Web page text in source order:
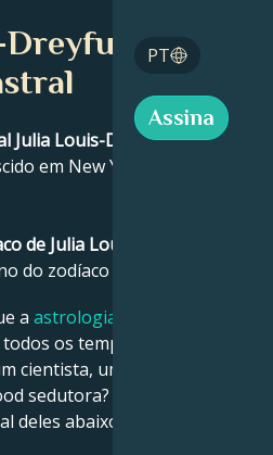
Sagitário
PT
English
Assina
Mapa
Julia Louis-Dreyfus nasceu?
em New York City, United
de Julia Louis-Dreyfus?
do zodíaco é Capricórnio.
a astrologia
os tempos – um
cientista, um músico ou
sedutora? Veja a análise
deles abaixo para descobrir!